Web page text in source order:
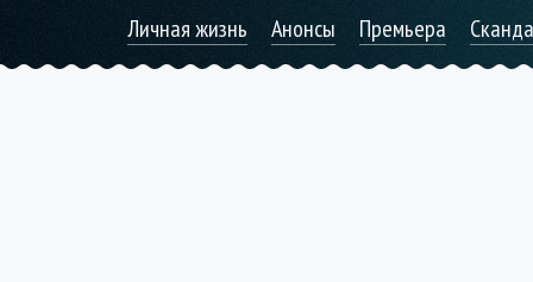
Личная жизнь Анонсы Премьера